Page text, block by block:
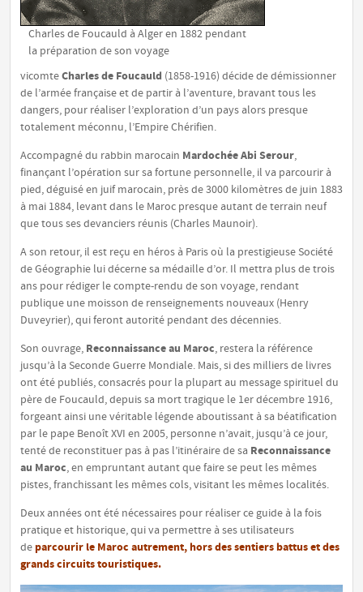
Charles de Foucauld à Alger en 1882 pendant
la préparation de son voyage
vicomteCharles de Foucauld (1858-1916) décide de démissionner
de l’armée française et de partir à l’aventure, bravant tous les
dangers, pour réaliser l’exploration d’un pays alors presque
totalement méconnu, l’Empire Chérifien.
Accompagné du rabbin marocain Mardochée Abi Serour,
finançant l’opération sur sa fortune personnelle, il va parcourir à
pied, déguisé en juif marocain, près de 3000 kilomètres de juin 1883
à mai 1884, levant dans le Maroc presque autant de terrain neuf
que tous ses devanciers réunis (Charles Maunoir).
A son retour, il est reçu en héros à Paris où la prestigieuse Société
de Géographie lui décerne sa médaille d’or. Il mettra plus de trois
ans pour rédiger le compte-rendu de son voyage, rendant
publique une moisson de renseignements nouveaux (Henry
Duveyrier), qui feront autorité pendant des décennies.
Son ouvrage, Reconnaissance au Maroc, restera la référence
jusqu’à la Seconde Guerre Mondiale. Mais, si des milliers de livres
ont été publiés, consacrés pour la plupart au message spirituel du
père de Foucauld, depuis sa mort tragique le 1er décembre 1916,
forgeant ainsi une véritable légende aboutissant à sa béatification
par le pape Benoît XVI en 2005, personne n’avait, jusqu’à ce jour,
tenté de reconstituer pas à pas l’itinéraire de sa Reconnaissance
au Maroc, en empruntant autant que faire se peut les mêmes
pistes, franchissant les mêmes cols, visitant les mêmes localités.
Deux années ont été nécessaires pour réaliser ce guide à la fois
pratique et historique, qui va permettre à ses utilisateurs
deparcourir le Maroc autrement, hors des sentiers battus et des
grands circuits touristiques.